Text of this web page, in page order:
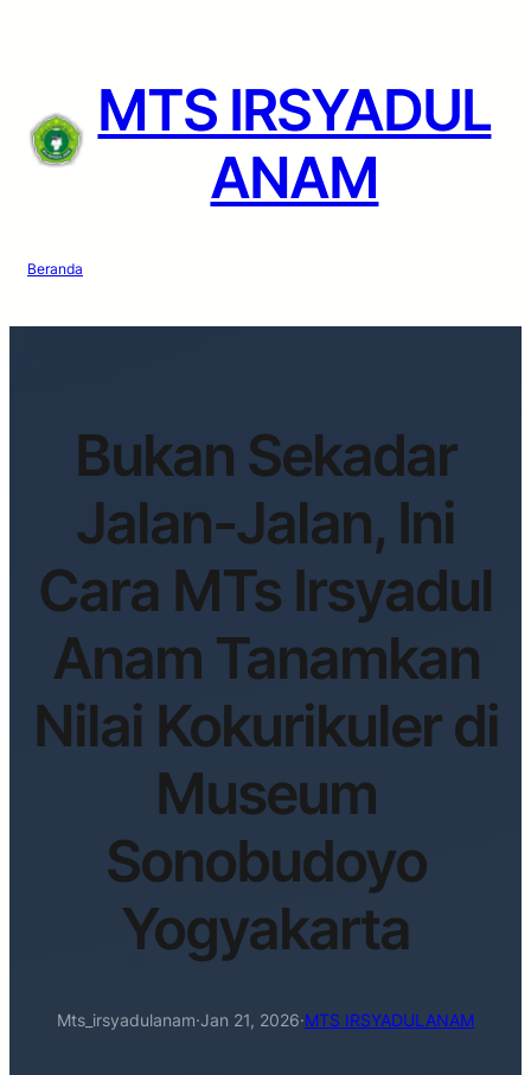
MTS IRSYADUL
ANAM
Beranda
Bukan Sekadar
Jalan-Jalan, Ini
Cara MTs Irsyadul
Anam Tanamkan
Nilai Kokurikuler di
Museum
Sonobudoyo
Yogyakarta
Mts_irsyadulanam·Jan 21, 2026·MTS IRSYADULANAM